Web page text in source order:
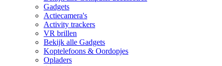
Gadgets
Actiecamera's
Activity trackers
VR brillen
Bekijk alle Gadgets
Koptelefoons & Oordopjes
Opladers